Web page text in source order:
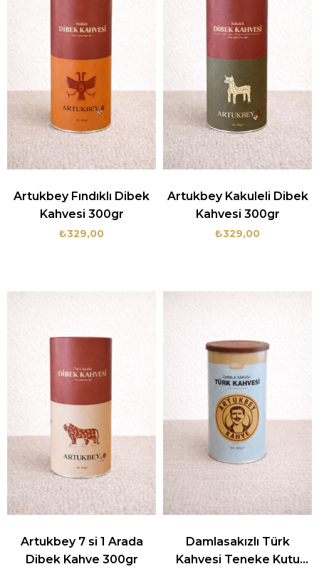
Artukbey Fındıklı Dibek
Kahvesi 300gr
₺329,00
Artukbey Kakuleli Dibek
Kahvesi 300gr
₺329,00
Artukbey 7 si 1 Arada
Dibek Kahve 300gr
Damlasakızlı Türk
Kahvesi Teneke Kutu